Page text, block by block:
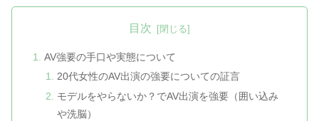
目次
AV強要の手口や実態について
20代女性のAV出演の強要についての証言
モデルをやらないか？でAV出演を強要（囲い込み
や洗脳）